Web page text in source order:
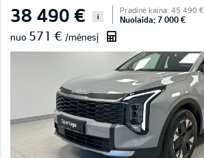
38 490 € i
Pradinė kaina: 45 490 €
Nuolaida: 7 000 €
nuo 571 € /mėnesį